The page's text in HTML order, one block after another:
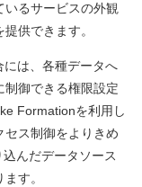
いるサービスの外観
供できます。
には、各種データへ
御できる権限設定
Formationを利用し
セス制御をよりきめ
んだデータソース
す。